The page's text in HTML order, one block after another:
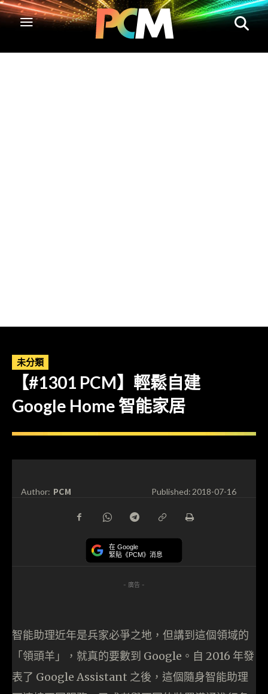
未分類
【#1301 PCM】輕鬆自建
Google Home 智能家居
Author: PCM Published:2018-07-16
在 Google
緊貼《PCM》消息
- 廣告 -
智能助理近年是兵家必爭之地，但講到這個領域的
「領頭羊」，就真的要數到 Google。自 2016 年發
表了 Google Assistant 之後，這個隨身智能助理